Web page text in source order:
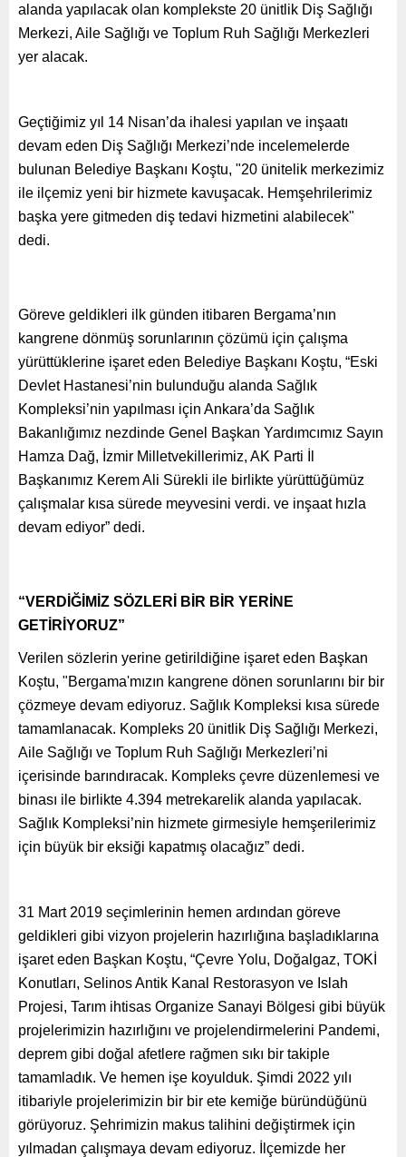
alanda yapılacak olan komplekste 20 ünitlik Diş Sağlığı
Merkezi, Aile Sağlığı ve Toplum Ruh Sağlığı Merkezleri
yer alacak.
Geçtiğimiz yıl 14 Nisan’da ihalesi yapılan ve inşaatı
devam eden Diş Sağlığı Merkezi’nde incelemelerde
bulunan Belediye Başkanı Koştu, "20 ünitelik merkezimiz
ile ilçemiz yeni bir hizmete kavuşacak. Hemşehrilerimiz
başka yere gitmeden diş tedavi hizmetini alabilecek"
dedi.
Göreve geldikleri ilk günden itibaren Bergama’nın
kangrene dönmüş sorunlarının çözümü için çalışma
yürüttüklerine işaret eden Belediye Başkanı Koştu, “Eski
Devlet Hastanesi’nin bulunduğu alanda Sağlık
Kompleksi’nin yapılması için Ankara’da Sağlık
Bakanlığımız nezdinde Genel Başkan Yardımcımız Sayın
Hamza Dağ, İzmir Milletvekillerimiz, AK Parti İl
Başkanımız Kerem Ali Sürekli ile birlikte yürüttüğümüz
çalışmalar kısa sürede meyvesini verdi. ve inşaat hızla
devam ediyor” dedi.
“VERDİĞİMİZ SÖZLERİ BİR BİR YERİNE
GETİRİYORUZ”
Verilen sözlerin yerine getirildiğine işaret eden Başkan
Koştu, "Bergama'mızın kangrene dönen sorunlarını bir bir
çözmeye devam ediyoruz. Sağlık Kompleksi kısa sürede
tamamlanacak. Kompleks 20 ünitlik Diş Sağlığı Merkezi,
Aile Sağlığı ve Toplum Ruh Sağlığı Merkezleri’ni
içerisinde barındıracak. Kompleks çevre düzenlemesi ve
binası ile birlikte 4.394 metrekarelik alanda yapılacak.
Sağlık Kompleksi’nin hizmete girmesiyle hemşerilerimiz
için büyük bir eksiği kapatmış olacağız” dedi.
31 Mart 2019 seçimlerinin hemen ardından göreve
geldikleri gibi vizyon projelerin hazırlığına başladıklarına
işaret eden Başkan Koştu, “Çevre Yolu, Doğalgaz, TOKİ
Konutları, Selinos Antik Kanal Restorasyon ve Islah
Projesi, Tarım ihtisas Organize Sanayi Bölgesi gibi büyük
projelerimizin hazırlığını ve projelendirmelerini Pandemi,
deprem gibi doğal afetlere rağmen sıkı bir takiple
tamamladık. Ve hemen işe koyulduk. Şimdi 2022 yılı
itibariyle projelerimizin bir bir ete kemiğe büründüğünü
görüyoruz. Şehrimizin makus talihini değiştirmek için
yılmadan çalışmaya devam ediyoruz. İlçemizde her